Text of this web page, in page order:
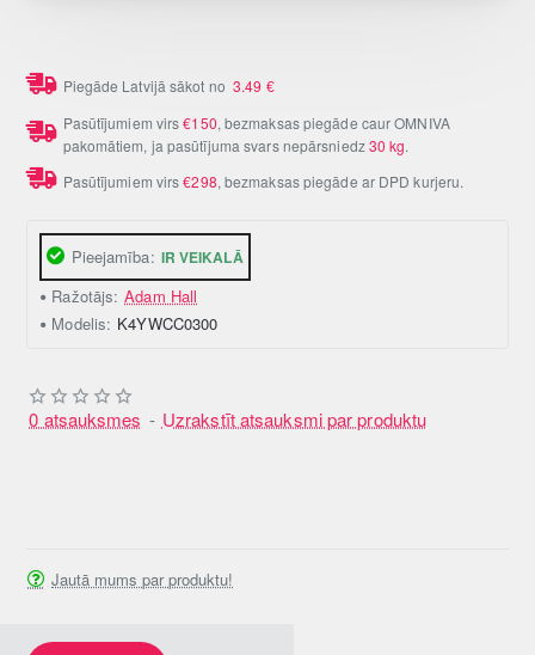
Pieejamība: IR VEIKALĀ
Ražotājs: Adam Hall
Modelis: K4YWCC0300
0 atsauksmes - Uzrakstīt atsauksmi par produktu
Piegāde Latvijā sākot no3.49 €
Pasūtījumiem virs€150, bezmaksas piegāde caur OMNIVA
pakomātiem, ja pasūtījuma svars nepārsniedz30 kg.
Pasūtījumiem virs€298, bezmaksas piegāde ar DPD kurjeru.
Jautā mums par produktu!